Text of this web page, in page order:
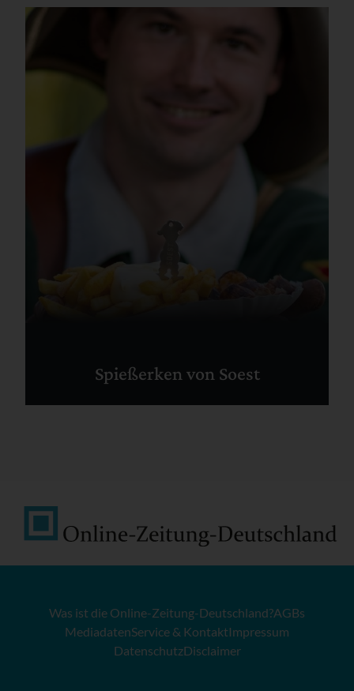
Spießerken von Soest
Was ist die Online-Zeitung-Deutschland?AGBs
MediadatenService & KontaktImpressum
DatenschutzDisclaimer